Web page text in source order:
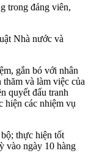
trong đảng viên,
Nhà nước và
gắn bó với nhân
và làm việc của
quyết đấu tranh
hiện các nhiệm vụ
thực hiện tốt
vào ngày 10 hàng